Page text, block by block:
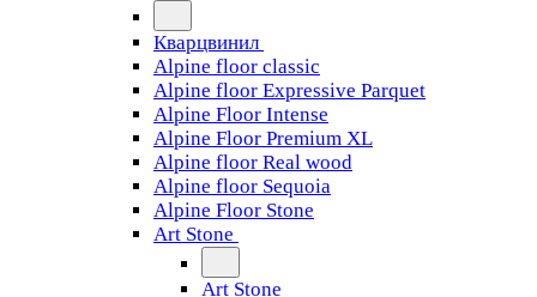
Кварцвинил
Alpine floor classic
Alpine floor Expressive Parquet
Alpine Floor Intense
Alpine Floor Premium XL
Alpine floor Real wood
Alpine floor Sequoia
Alpine Floor Stone
Art Stone
Art Stone